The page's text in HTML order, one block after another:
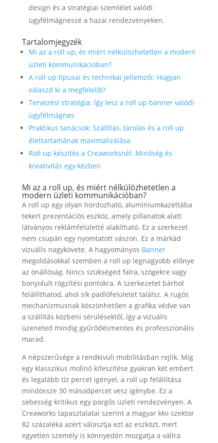
design és a stratégiai szemlélet valódi
ügyfélmágnessé a hazai rendezvényeken.
Tartalomjegyzék
Mi az a roll up, és miért nélkülözhetetlen a modern
üzleti kommunikációban?
A roll up típusai és technikai jellemzői: Hogyan
válaszd ki a megfelelőt?
Tervezési stratégia: Így lesz a roll up banner valódi
ügyfélmágnes
Praktikus tanácsok: Szállítás, tárolás és a roll up
élettartamának maximalizálása
Roll up készítés a Creaworksnél: Minőség és
kreativitás egy kézben
Mi az a roll up, és miért nélkülözhetetlen a
modern üzleti kommunikációban?
A roll up egy olyan hordozható, alumíniumkazettába
tekert prezentációs eszköz, amely pillanatok alatt
látványos reklámfelületté alakítható. Ez a szerkezet
nem csupán egy nyomtatott vászon. Ez a márkád
vizuális nagykövete. A hagyományos Banner
megoldásokkal szemben a roll up legnagyobb előnye
az önállóság. Nincs szükséged falra, szögekre vagy
bonyolult rögzítési pontokra. A szerkezetet bárhol
felállíthatod, ahol sík padlófelületet találsz. A rugós
mechanizmusnak köszönhetően a grafika védve van
a szállítás közbeni sérülésektől, így a vizuális
üzeneted mindig gyűrődésmentes és professzionális
marad.
A népszerűsége a rendkívüli mobilitásban rejlik. Míg
egy klasszikus molinó kifeszítése gyakran két embert
és legalább tíz percet igényel, a roll up felállítása
mindössze 30 másodpercet vesz igénybe. Ez a
sebesség kritikus egy pörgős üzleti rendezvényen. A
Creaworks tapasztalatai szerint a magyar kkv-szektor
82 százaléka azért választja ezt az eszközt, mert
egyetlen személy is könnyedén mozgatja a vállra